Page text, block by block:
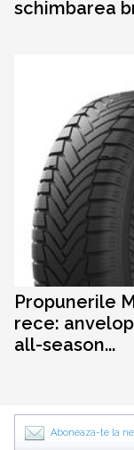
schimbarea
Propunerile
rece:
all-season...
Aboneaza-te la